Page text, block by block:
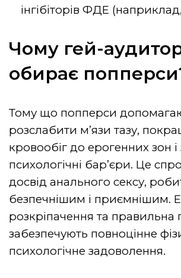
інгібіторів ФДЕ
Чому гей-
обирає
Тому що попперси
розслабити м’язи тазу,
кровообіг до ерогенних зон і
психологічні бар’єри. Це
досвід анального сексу,
безпечнішим і приємнішим.
розкріпачення та правильна
забезпечують повноцінне
психологічне задоволення.